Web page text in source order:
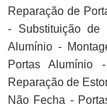
Reparação de
- Substituição de
Alumínio -
Portas Alumínio
Reparação de
Não Fecha -